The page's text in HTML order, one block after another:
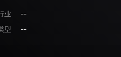
业
--
型
--